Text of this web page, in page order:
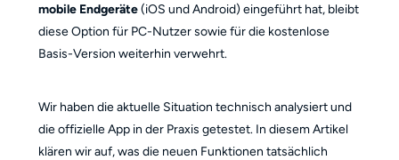
mobile Endgeräte(iOS und Android) eingeführt hat, bleibt
diese Option für PC-Nutzer sowie für die kostenlose
Basis-Version weiterhin verwehrt.
Wir haben die aktuelle Situation technisch analysiert und
die offizielle App in der Praxis getestet. In diesem Artikel
klären wir auf, was die neuen Funktionen tatsächlich